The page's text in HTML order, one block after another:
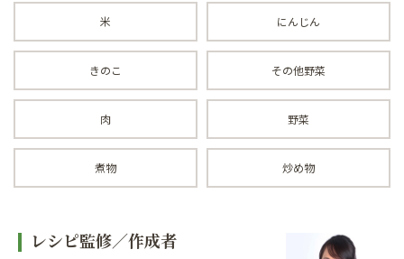
米 にんじん
きのこ その他野菜
肉 野菜
煮物 炒め物
レシピ監修／作成者